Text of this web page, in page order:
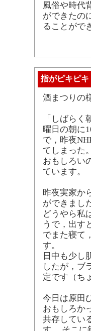
風俗や時代
ができたの
ることがで
指がピキピキ
酒まつりの
「しばら
曜日の朝に
で，昨夜
てしまった
おもしろい
ています。
昨夜実家か
ができまし
どうやら私
うで，出す
でまた寝て
す。
日中も少し
したが，ブ
定です（ち
今日は原田
おもしろか
共存してい